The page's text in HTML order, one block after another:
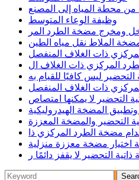
من محطة المياه إلى المصنع
وظيفة الوعاء المتوسط
الملاط نقل مياه الطين
ذات الغلاف المنفصل
ليس كافيًا للقيام به
ذات الغلاف المنفصل
المضخة الهيدروليكية
التحضير والمضخة المعززة
اختيار مضخة معززة منزلية